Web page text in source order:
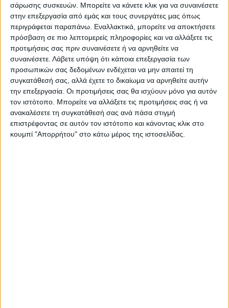
σάρωσης συσκευών. Μπορείτε να κάνετε κλικ για να συναινέσετε
στην επεξεργασία από εμάς και τους συνεργάτες μας όπως
περιγράφεται παραπάνω. Εναλλακτικά, μπορείτε να αποκτήσετε
πρόσβαση σε πιο λεπτομερείς πληροφορίες και να αλλάξετε τις
προτιμήσεις σας πριν συναινέσετε ή να αρνηθείτε να
συναινέσετε. Λάβετε υπόψη ότι κάποια επεξεργασία των
προσωπικών σας δεδομένων ενδέχεται να μην απαιτεί τη
συγκατάθεσή σας, αλλά έχετε το δικαίωμα να αρνηθείτε αυτήν
την επεξεργασία. Οι προτιμήσεις σας θα ισχύουν μόνο για αυτόν
τον ιστότοπο. Μπορείτε να αλλάξετε τις προτιμήσεις σας ή να
ανακαλέσετε τη συγκατάθεσή σας ανά πάσα στιγμή
επιστρέφοντας σε αυτόν τον ιστότοπο και κάνοντας κλικ στο
κουμπί "Απορρήτου" στο κάτω μέρος της ιστοσελίδας.
ΝΕΟΣ ΑΓΩΝ
https://neosagon.gr
Η Αρχαιότερη Καθημερινή Πρωινή Εφημερίδα της Καρδίτσας
ΠΑΡΟΜΟΙΑ ΑΡΘΡΑ